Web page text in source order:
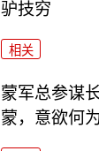
驴技穷
相关
蒙军总参谋
蒙，意欲何为